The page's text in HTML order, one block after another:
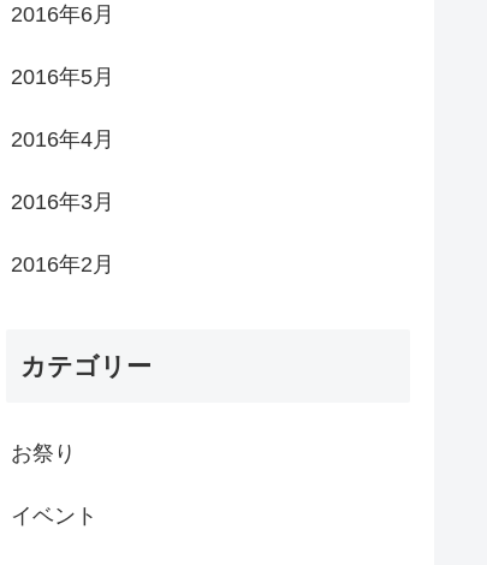
2016年6月
2016年5月
2016年4月
2016年3月
2016年2月
カテゴリー
お祭り
イベント